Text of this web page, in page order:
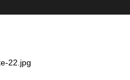
22.jpg